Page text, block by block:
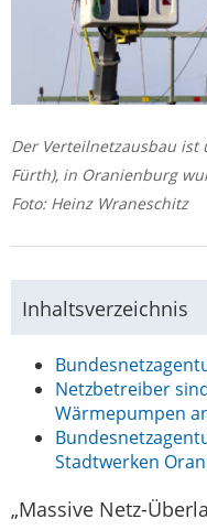
Der Verteilnetzausbau
Fürth), in Oranienburg
Foto: Heinz Wraneschitz
Inhaltsverzeichnis
Netzbetreiber
Wärmepumpen
Stadtwerken
„Massive Netz-